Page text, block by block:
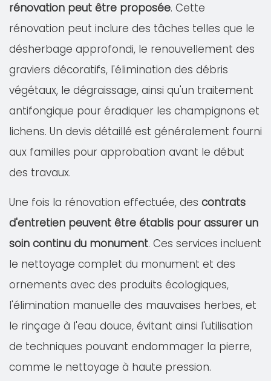
rénovation peut être proposée. Cette
rénovation peut inclure des tâches telles que le
désherbage approfondi, le renouvellement des
graviers décoratifs, l'élimination des débris
végétaux, le dégraissage, ainsi qu'un traitement
antifongique pour éradiquer les champignons et
lichens. Un devis détaillé est généralement fourni
aux familles pour approbation avant le début
des travaux.
Une fois la rénovation effectuée, des contrats
d'entretien peuvent être établis pour assurer un
soin continu du monument. Ces services incluent
le nettoyage complet du monument et des
ornements avec des produits écologiques,
l'élimination manuelle des mauvaises herbes, et
le rinçage à l'eau douce, évitant ainsi l'utilisation
de techniques pouvant endommager la pierre,
comme le nettoyage à haute pression.